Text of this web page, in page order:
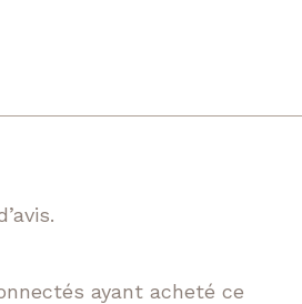
ayant acheté ce